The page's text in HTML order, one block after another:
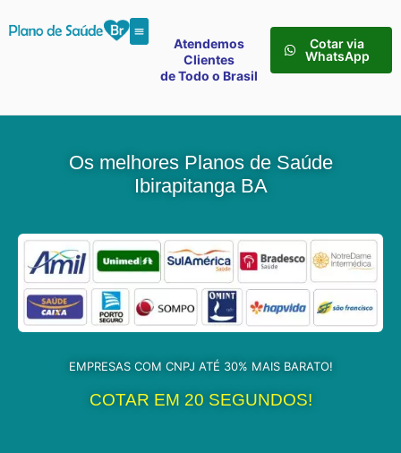
Atendemos
Clientes
de Todo o Brasil
Cotar via
WhatsApp
Os melhores Planos de Saúde
Ibirapitanga BA
EMPRESAS COM CNPJ ATÉ 30% MAIS BARATO!
COTAR EM 20 SEGUNDOS!​